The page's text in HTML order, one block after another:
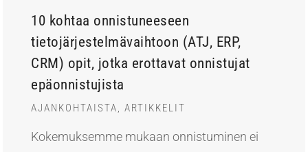
10 kohtaa onnistuneeseen
tietojärjestelmävaihtoon (ATJ, ERP,
CRM) opit, jotka erottavat onnistujat
epäonnistujista
AJANKOHTAISTA,ARTIKKELIT
Kokemuksemme mukaan onnistuminen ei